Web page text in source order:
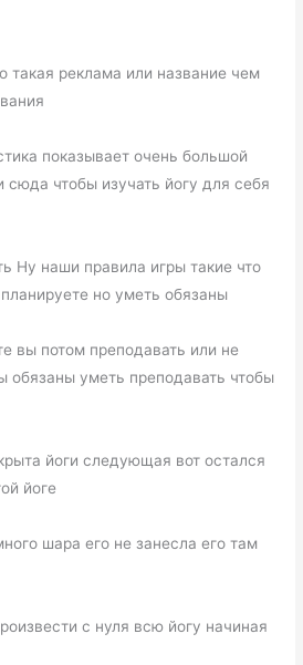
такая реклама или название чем
показывает очень большой
сюда чтобы изучать йогу для себя
Ну наши правила игры такие что
но уметь обязаны
вы потом преподавать или не
обязаны уметь преподавать чтобы
йоги следующая вот остался
йоге
шара его не занесла его там
с нуля всю йогу начиная